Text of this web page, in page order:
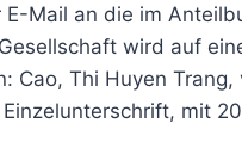
Mail an die im
wird auf
Cao, Thi Huyen
mit